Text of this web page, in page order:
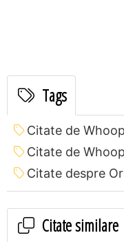
Tags
Citate de
Citate de
Citate despre
Citate similare